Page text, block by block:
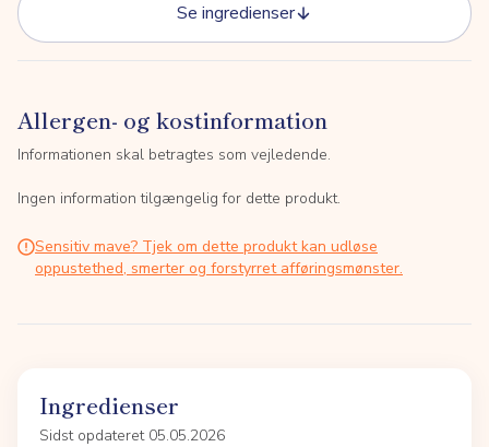
Se ingredienser
Allergen- og kostinformation
Informationen skal betragtes som vejledende.
Ingen information tilgængelig for dette produkt.
Sensitiv mave? Tjek om dette produkt kan udløse
oppustethed, smerter og forstyrret afføringsmønster.
Ingredienser
Sidst opdateret 05.05.2026